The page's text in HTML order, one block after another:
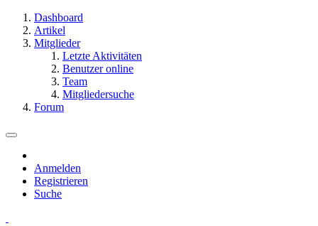
Dashboard
Artikel
Mitglieder
Letzte Aktivitäten
Benutzer online
Team
Mitgliedersuche
Forum
Anmelden
Registrieren
Suche